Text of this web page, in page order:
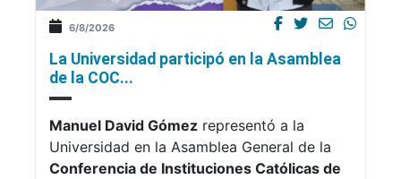
6/8/2026
La Universidad participó en la Asamblea
de la COC...
Manuel David Gómez representó a la
Universidad en la Asamblea General de la
Conferencia de Instituciones Católicas de